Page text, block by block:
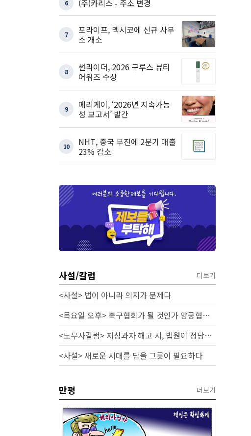
6 (주)카리스 - 주소 변경
7
포라이프, 멕시코에 신규 사무
소 개소
8
썬라이더, 2026 구루스 뷰티
어워즈 수상
9
메리케이, ‘2026년 지속가능
성 보고서’ 발간
10
NHT, 중국 부진에 2분기 매출
23% 감소
사설/칼럼 더보기
<사설> 법이 아니라 의지가 문제다
<목요일 오후> 축구협회가 될 것인가 양궁협회가 될 것인가
<노무사칼럼> 저성과자 해고 시, 법원이 정당성을 인정하는 기준과 실무 대응
<사설> 새로운 시대를 담을 그릇이 필요하다
만평 더보기